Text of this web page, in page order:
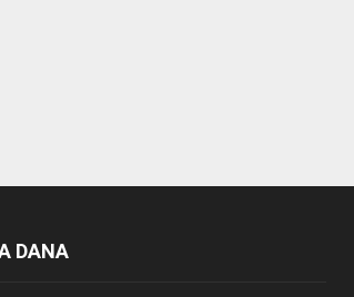
DANA